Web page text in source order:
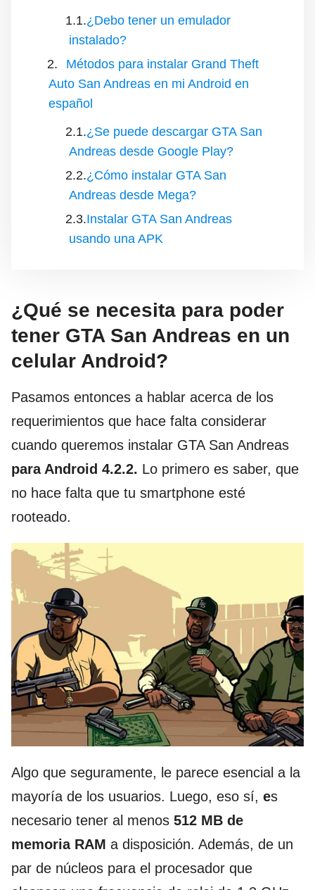
¿Debo tener un emulador
instalado?
Métodos para instalar Grand Theft
Auto San Andreas en mi Android en
español
¿Se puede descargar GTA San
Andreas desde Google Play?
¿Cómo instalar GTA San
Andreas desde Mega?
Instalar GTA San Andreas
usando una APK
¿Qué se necesita para poder
tener GTA San Andreas en un
celular Android?
Pasamos entonces a hablar acerca de los
requerimientos que hace falta considerar
cuando queremos instalar GTA San Andreas
para Android 4.2.2. Lo primero es saber, que
no hace falta que tu smartphone esté
rooteado.
Algo que seguramente, le parece esencial a la
mayoría de los usuarios. Luego, eso sí, es
necesario tener al menos 512 MB de
memoria RAM a disposición. Además, de un
par de núcleos para el procesador que